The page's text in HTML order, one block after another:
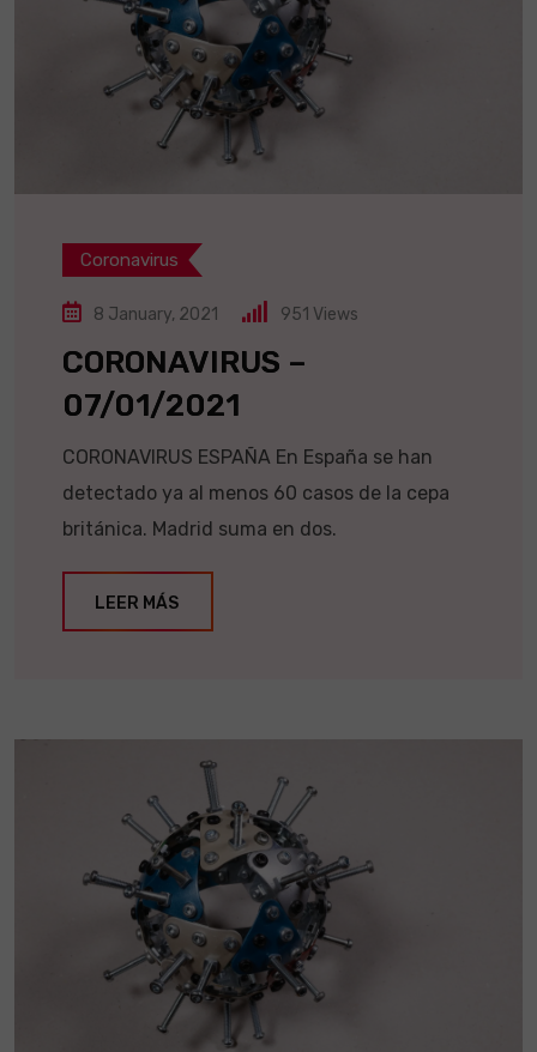
Coronavirus
8 January, 2021 951 Views
CORONAVIRUS –
07/01/2021
CORONAVIRUS ESPAÑA En España se han
detectado ya al menos 60 casos de la cepa
británica. Madrid suma en dos.
LEER MÁS